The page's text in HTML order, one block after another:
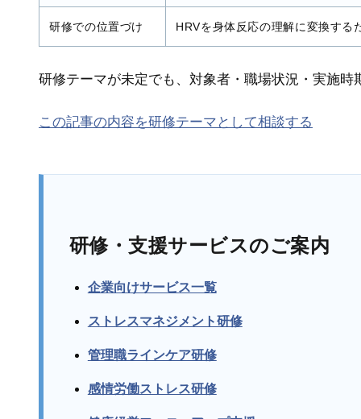
研修での位置づけ HRVを身体反応の理解に変換する
研修テーマが未定でも、対象者・職場状況・実施時
この記事の内容を研修テーマとして相談する
研修・支援サービスのご案内
企業向けサービス一覧
ストレスマネジメント研修
管理職ラインケア研修
感情労働ストレス研修